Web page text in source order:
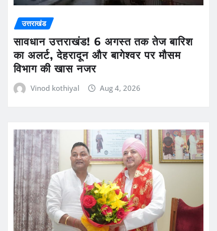
उत्तराखंड
सावधान उत्तराखंड! 6 अगस्त तक तेज बारिश
का अलर्ट, देहरादून और बागेश्वर पर मौसम
विभाग की खास नजर
Vinod kothiyal Aug 4, 2026